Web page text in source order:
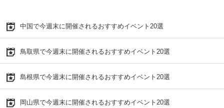
中国で今週末に開催されるおすすめイベント20選
鳥取県で今週末に開催されるおすすめイベント20選
島根県で今週末に開催されるおすすめイベント20選
岡山県で今週末に開催されるおすすめイベント20選